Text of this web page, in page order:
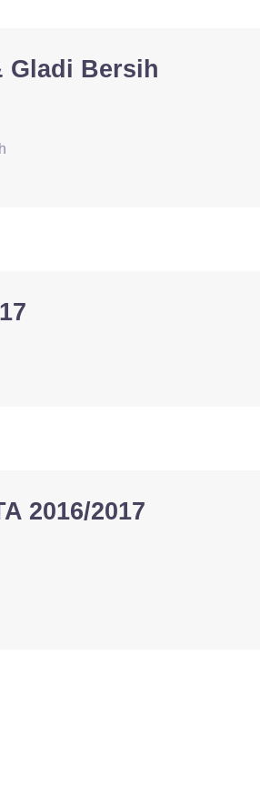
Gladi Bersih
2016/2017